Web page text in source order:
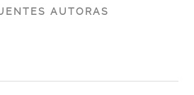
AUTORAS